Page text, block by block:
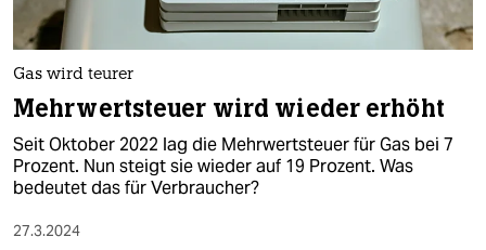
Gas wird teurer
Mehrwertsteuer wird wieder erhöht
Seit Oktober 2022 lag die Mehrwertsteuer für Gas bei 7
Prozent. Nun steigt sie wieder auf 19 Prozent. Was
bedeutet das für Verbraucher?
27.3.2024